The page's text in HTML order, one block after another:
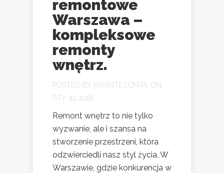
remontowe
Warszawa –
kompleksowe
remonty
wnętrz.
POSTED BY MAANTE.COM.PL
ON
STY 30, 2018
Remont wnętrz to nie tylko
wyzwanie, ale i szansa na
stworzenie przestrzeni, która
odzwierciedli nasz styl życia. W
Warszawie, gdzie konkurencja w